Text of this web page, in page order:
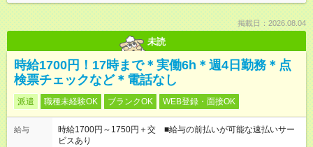
掲載日：2026.08.04
未読
時給1700円！17時まで＊実働6h＊週4日勤務＊点
検票チェックなど＊電話なし
派遣 職種未経験OK ブランクOK WEB登録・面接OK
給与
時給1700円～1750円＋交 ■給与の前払いが可能な速払いサー
ビスあり